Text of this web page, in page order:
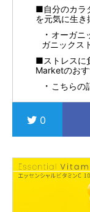
■自分のカラ
を元気に生き
オーガニ
ガニックス
■ストレスに
Marketのお
こちらの
0